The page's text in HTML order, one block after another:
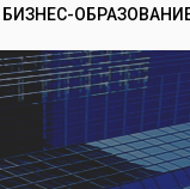
БИЗНЕС-